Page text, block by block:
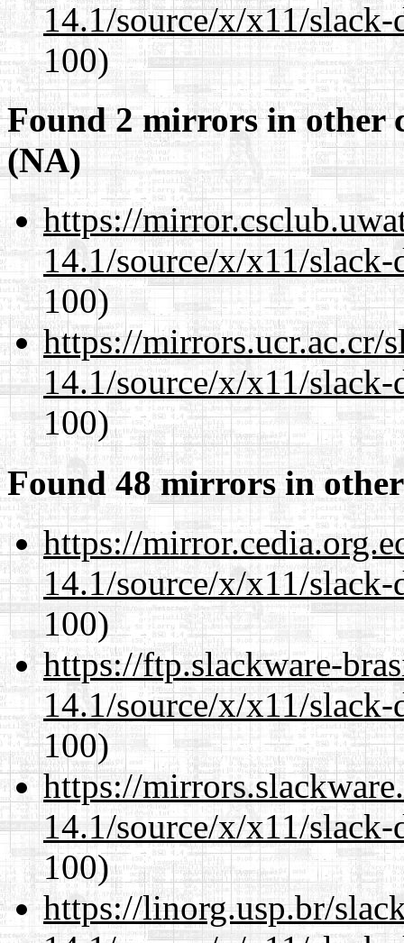
14.1/source/x/x11/
100)
Found 2 mirrors in other
(NA)
https://
14.1/source/x/x11/
100)
https://mirrors.ucr.ac.cr/
14.1/source/x/x11/
100)
Found 48 mirrors in
https://
14.1/source/x/x11/
100)
https://ftp.slackware-
14.1/source/x/x11/
100)
https://
14.1/source/x/x11/
100)
https://linorg.usp.br/